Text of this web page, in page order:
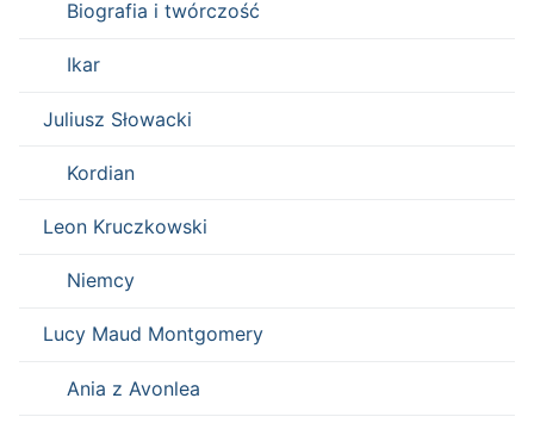
Biografia i twórczość
Ikar
Juliusz Słowacki
Kordian
Leon Kruczkowski
Niemcy
Lucy Maud Montgomery
Ania z Avonlea